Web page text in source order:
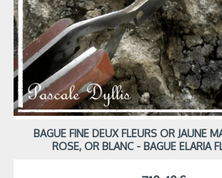
BAGUE FINE DEUX FLEURS OR JAUNE
ROSE, OR BLANC - BAGUE ELARIA